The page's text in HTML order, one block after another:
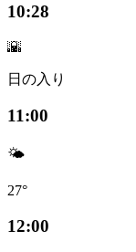
10:28
🌇
日の入り
11:00
🌤️
27°
12:00